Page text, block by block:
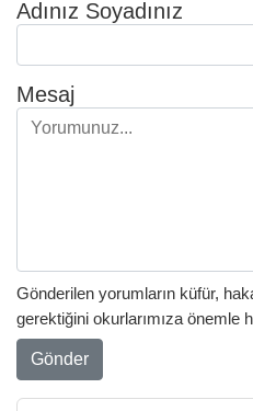
Adınız Soyadınız
Mesaj
Gönderilen yorumların küfür,
gerektiğini okurlarımıza önemle
Gönder